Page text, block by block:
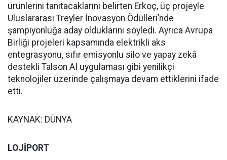
ürünlerini tanıtacaklarını belirten Erkoç, üç projeyle
Uluslararası Treyler İnovasyon Ödülleri’nde
şampiyonluğa aday olduklarını söyledi. Ayrıca Avrupa
Birliği projeleri kapsamında elektrikli aks
entegrasyonu, sıfır emisyonlu silo ve yapay zekâ
destekli Talson AI uygulaması gibi yenilikçi
teknolojiler üzerinde çalışmaya devam ettiklerini ifade
etti.
KAYNAK: DÜNYA
LOJİPORT